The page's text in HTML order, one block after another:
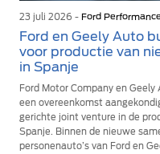
23 juli 2026 - Ford Performance
Ford en Geely Auto
voor productie van
in Spanje
Ford Motor Company en
een overeenkomst
gerichte joint venture in de
Spanje. Binnen de nieuwe
personenauto’s van Ford en